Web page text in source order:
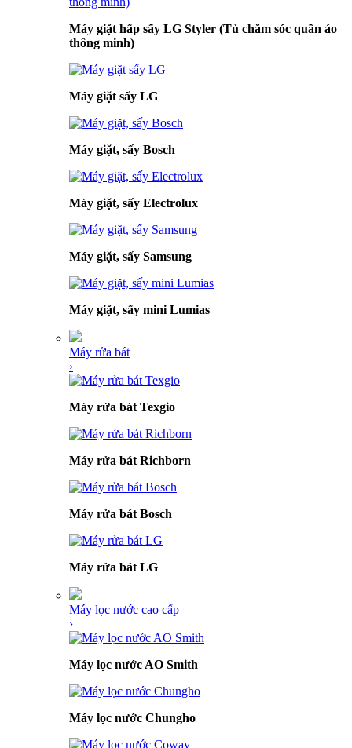
Máy giặt hấp sấy LG Styler (Tủ chăm sóc quần áo
thông minh)
Máy giặt sấy LG
Máy giặt, sấy Bosch
Máy giặt, sấy Electrolux
Máy giặt, sấy Samsung
Máy giặt, sấy mini Lumias
Máy rửa bát
›
Máy rửa bát Texgio
Máy rửa bát Richborn
Máy rửa bát Bosch
Máy rửa bát LG
Máy lọc nước cao cấp
›
Máy lọc nước AO Smith
Máy lọc nước Chungho